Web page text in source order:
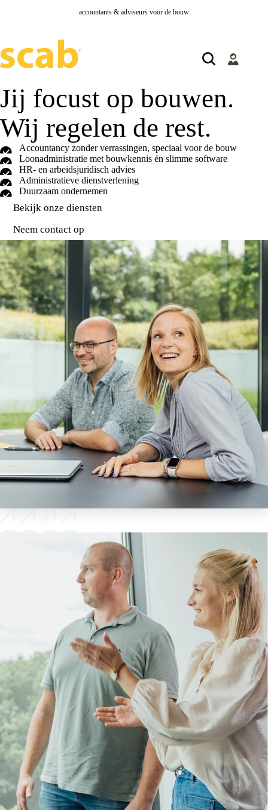
accountants & adviseurs voor de bouw
Jij focust op bouwen.
Wij regelen de rest.
Accountancy zonder verrassingen, speciaal voor de bouw
Loonadministratie met bouwkennis én slimme software
HR- en arbeidsjuridisch advies
Administratieve dienstverlening
Duurzaam ondernemen
Bekijk onze diensten
Neem contact op